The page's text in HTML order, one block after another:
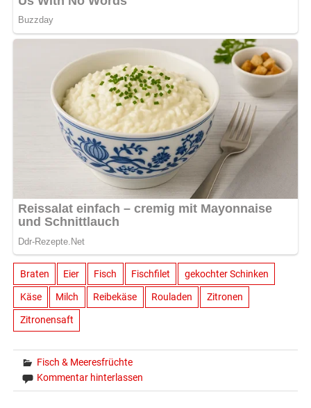
Braten Eier Fisch Fischfilet gekochter Schinken
Käse Milch Reibekäse Rouladen Zitronen
Zitronensaft
Fisch & Meeresfrüchte
Kommentar hinterlassen